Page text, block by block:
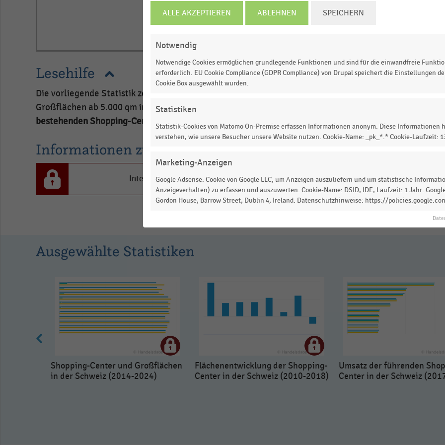
Lesehilfe
Die vorliegende Statistik zeigt die Anzahl der bestehenden und geplanten Shopping-Center und
Großflächen ab 5.000 qm in der Schweiz im Jahr 2024.
bestehenden Shopping-Center bei 189.
Informationen zur Statistik
Interesse an den Inhalten zur Statistik? Jetzt einloggen oderinformieren
Ausgewählte Statistiken
Shopping-Center und Großflächen
in der Schweiz (2014-2024)
Flächenentwicklung der Shopping-
Center in der Schweiz (2010-2018)
Umsatz der führenden
Center in der Schweiz
ALLE AKZEPTIEREN ABLEHNEN SPEICHERN
COOKIE-
EINSTELLUNGEN
Notwendig
Notwendige Cookies ermöglichen grundlegende Funktionen und sind für die einwandfreie
erforderlich. EU Cookie Compliance (GDPR Compliance) von Drupal speichert die Einstellungen
Cookie Box ausgewählt wurden.
Statistiken
Statistik-Cookies von Matomo On-Premise erfassen Informationen anonym. Diese Informationen
verstehen, wie unsere Besucher unsere Website nutzen. Cookie-Name: _pk_*.* Cookie-Laufzeit:
Marketing-Anzeigen
Google Adsense: Cookie von Google LLC, um Anzeigen auszuliefern und um statistische
Anzeigeverhalten) zu erfassen und auszuwerten. Cookie-Name: DSID, IDE, Laufzeit: 1 Jahr.
Gordon House, Barrow Street, Dublin 4, Ireland. Datenschutzhinweise: https://